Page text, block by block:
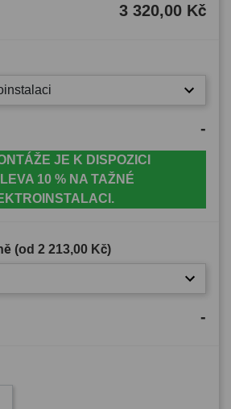
3 320,00 Kč
-
JE K DISPOZICI
10 % NA TAŽNÉ
(od 2 213,00 Kč)
-